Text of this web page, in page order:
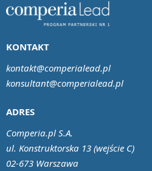
ADRES
Comperia.pl S.A.
ul. Konstruktorska 13 (wejście C)
02-673 Warszawa
KONTAKT
kontakt@comperialead.pl
konsultant@comperialead.pl